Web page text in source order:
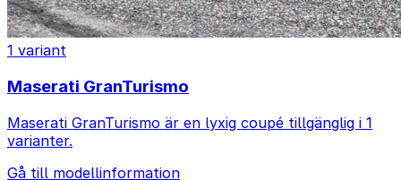
1 variant
Maserati GranTurismo
Maserati GranTurismo är en lyxig coupé tillgänglig i 1
varianter.
Gå till modellinformation